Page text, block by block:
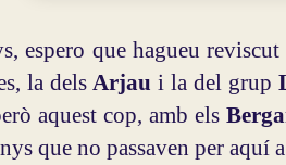
espero que hagueu
la delsArjaui la del grup
aquest cop, amb els
que no passaven per aquí